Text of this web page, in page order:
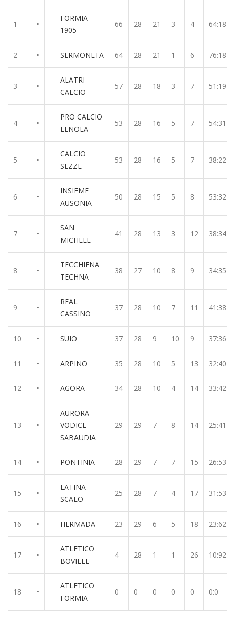
1 •
FORMIA
1905
66 28 21 3 4 64:18
2 • SERMONETA 64 28 21 1 6 76:18
3 •
ALATRI
CALCIO
57 28 18 3 7 51:19
4 •
PRO CALCIO
LENOLA
53 28 16 5 7 54:31
5 •
CALCIO
SEZZE
53 28 16 5 7 38:22
6 •
INSIEME
AUSONIA
50 28 15 5 8 53:32
7 •
SAN
MICHELE
41 28 13 3 12 38:34
8 •
TECCHIENA
TECHNA
38 27 10 8 9 34:35
9 •
REAL
CASSINO
37 28 10 7 11 41:38
10 • SUIO 37 28 9 10 9 37:36
11 • ARPINO 35 28 10 5 13 32:40
12 • AGORA 34 28 10 4 14 33:42
13 •
AURORA
VODICE
SABAUDIA
29 29 7 8 14 25:41
14 • PONTINIA 28 29 7 7 15 26:53
15 •
LATINA
SCALO
25 28 7 4 17 31:53
16 • HERMADA 23 29 6 5 18 23:62
17 •
ATLETICO
BOVILLE
4 28 1 1 26 10:92
18 •
ATLETICO
FORMIA
0 0 0 0 0 0:0